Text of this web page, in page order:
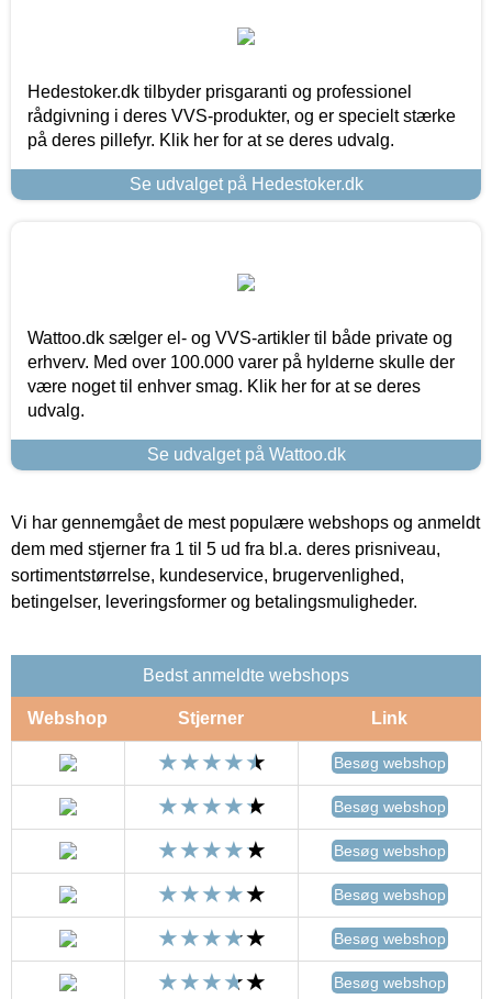
Hedestoker.dk tilbyder prisgaranti og professionel
rådgivning i deres VVS-produkter, og er specielt stærke
på deres pillefyr. Klik her for at se deres udvalg.
Se udvalget på Hedestoker.dk
Wattoo.dk sælger el- og VVS-artikler til både private og
erhverv. Med over 100.000 varer på hylderne skulle der
være noget til enhver smag. Klik her for at se deres
udvalg.
Se udvalget på Wattoo.dk
Vi har gennemgået de mest populære webshops og anmeldt
dem med stjerner fra 1 til 5 ud fra bl.a. deres prisniveau,
sortimentstørrelse, kundeservice, brugervenlighed,
betingelser, leveringsformer og betalingsmuligheder.
Bedst anmeldte webshops
Webshop Stjerner Link
Besøg webshop
Besøg webshop
Besøg webshop
Besøg webshop
Besøg webshop
Besøg webshop